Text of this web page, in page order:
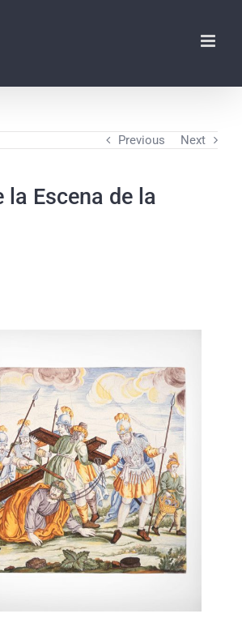
Previous Next
la Escena de la